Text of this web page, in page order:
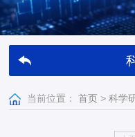
当前位置： 首页 > 科学